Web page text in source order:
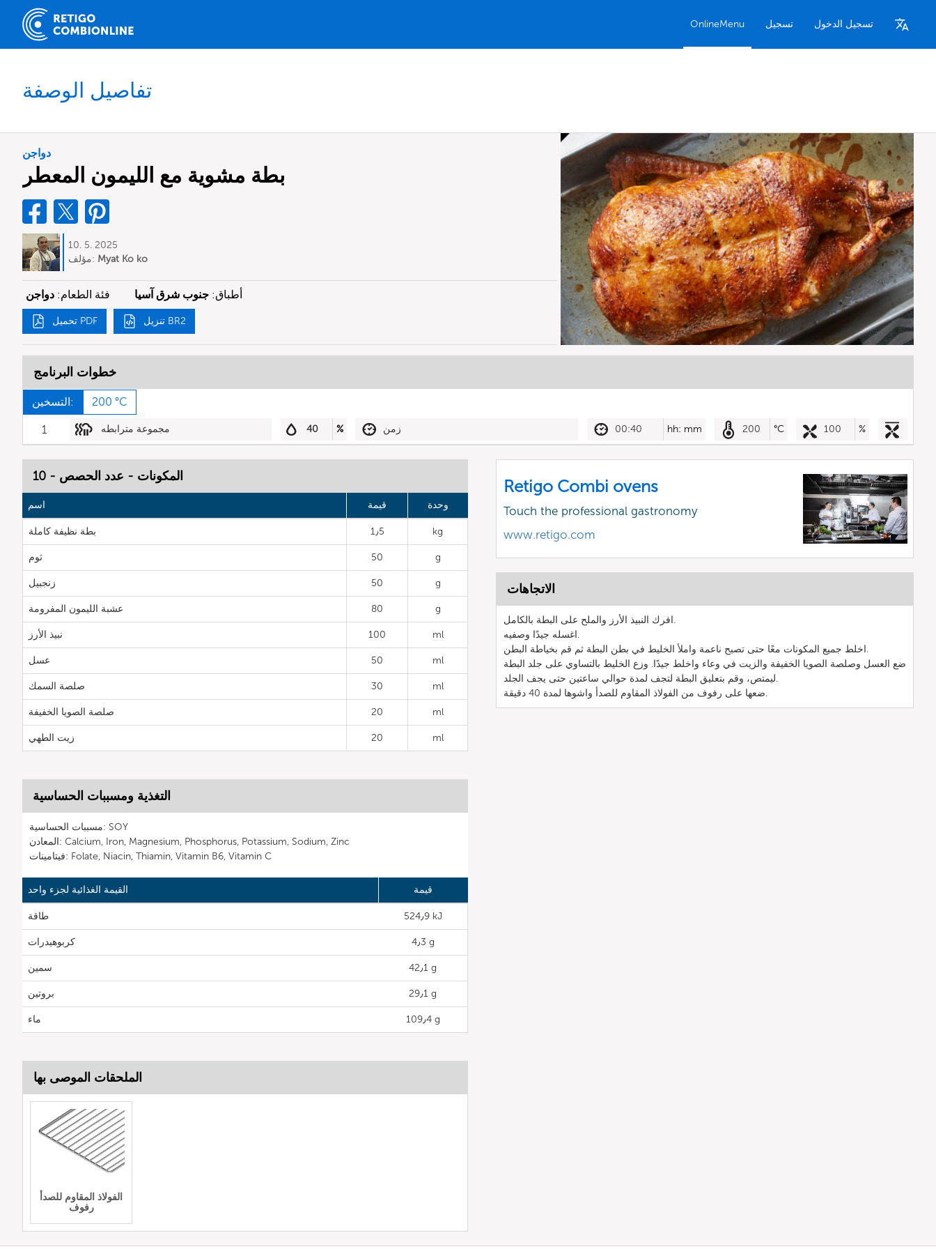
OnlineMenu تسجيل تسجيل الدخول
تفاصيل الوصفة
دواجن
بطة مشوية مع الليمون المعطر
10. 5. 2025
مؤلف: Myat Ko ko
فئة الطعام: دواجن أطباق: جنوب شرق آسيا
تحميل PDF تنزيل BR2
خطوات البرنامج
التسخين: 200 °C
1 مجموعة مترابطه 40 % زمن 00:40 hh: mm 200 °C 100 %
المكونات - عدد الحصص - 10
اسم قيمة وحدة
بطة نظيفة كاملة 1٫5 kg
ثوم 50 g
زنجبيل 50 g
عشبة الليمون المفرومة 80 g
نبيذ الأرز 100 ml
عسل 50 ml
صلصة السمك 30 ml
صلصة الصويا الخفيفة 20 ml
زيت الطهي 20 ml
التغذية ومسببات الحساسية
مسببات الحساسية: SOY
المعادن: Calcium, Iron, Magnesium, Phosphorus, Potassium, Sodium, Zinc
فيتامينات: Folate, Niacin, Thiamin, Vitamin B6, Vitamin C
القيمة الغذائية لجزء واحد قيمة
طاقة 524٫9 kJ
كربوهيدرات 4٫3 g
سمين 42٫1 g
بروتين 29٫1 g
ماء 109٫4 g
Retigo Combi ovens
Touch the professional gastronomy
www.retigo.com
الاتجاهات
افرك النبيذ الأرز والملح على البطة بالكامل.
اغسله جيدًا وصفيه.
اخلط جميع المكونات معًا حتى تصبح ناعمة واملأ الخليط في بطن البطة ثم قم بخياطة البطن.
ضع العسل وصلصة الصويا الخفيفة والزيت في وعاء واخلط جيدًا. وزع الخليط بالتساوي على جلد البطة
ليمتص، وقم بتعليق البطة لتجف لمدة حوالي ساعتين حتى يجف الجلد.
ضعها على رفوف من الفولاذ المقاوم للصدأ واشوها لمدة 40 دقيقة.
الملحقات الموصى بها
الفولاذ المقاوم للصدأ
رفوف